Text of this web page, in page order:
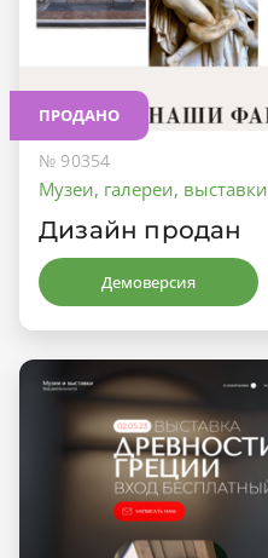
ПРОДАНО
№ 90354
Музеи, галереи, выставки
Дизайн продан
Демоверсия